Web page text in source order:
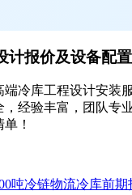
计报价及设备配
冷库工程设计安装
，经验丰富，团队专
！
吨冷链物流冷库前